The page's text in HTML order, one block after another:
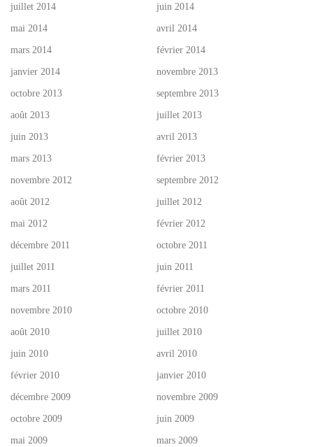
juillet 2014 juin 2014
mai 2014 avril 2014
mars 2014 février 2014
janvier 2014 novembre 2013
octobre 2013 septembre 2013
août 2013 juillet 2013
juin 2013 avril 2013
mars 2013 février 2013
novembre 2012 septembre 2012
août 2012 juillet 2012
mai 2012 février 2012
décembre 2011 octobre 2011
juillet 2011 juin 2011
mars 2011 février 2011
novembre 2010 octobre 2010
août 2010 juillet 2010
juin 2010 avril 2010
février 2010 janvier 2010
décembre 2009 novembre 2009
octobre 2009 juin 2009
mai 2009 mars 2009